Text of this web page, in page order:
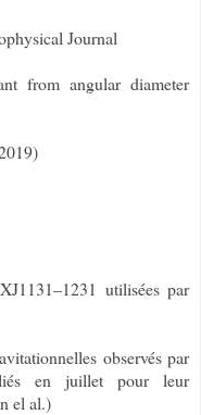
Journal
from angular diameter
utilisées par
observés par
en juillet pour leur
el al.)